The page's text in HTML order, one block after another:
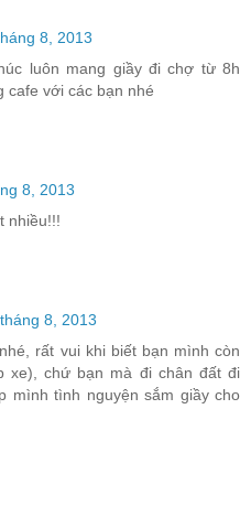
8, 2013
luôn mang giầy đi chợ từ 8h
cafe với các bạn nhé
8, 2013
nhiều!!!
8, 2013
rất vui khi biết bạn mình còn
xe), chứ bạn mà đi chân đất đi
mình tình nguyện sắm giầy cho